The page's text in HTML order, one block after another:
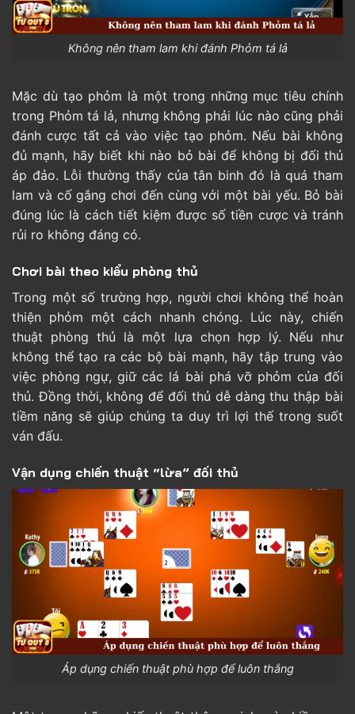
Không nên tham lam khi đánh Phỏm tá lả
Mặc dù tạo phỏm là một trong những mục tiêu chính
trong Phỏm tá lả, nhưng không phải lúc nào cũng phải
đánh cược tất cả vào việc tạo phỏm. Nếu bài không
đủ mạnh, hãy biết khi nào bỏ bài để không bị đối thủ
áp đảo. Lỗi thường thấy của tân binh đó là quá tham
lam và cố gắng chơi đến cùng với một bài yếu. Bỏ bài
đúng lúc là cách tiết kiệm được số tiền cược và tránh
rủi ro không đáng có.
Chơi bài theo kiểu phòng thủ
Trong một số trường hợp, người chơi không thể hoàn
thiện phỏm một cách nhanh chóng. Lúc này, chiến
thuật phòng thủ là một lựa chọn hợp lý. Nếu như
không thể tạo ra các bộ bài mạnh, hãy tập trung vào
việc phòng ngự, giữ các lá bài phá vỡ phỏm của đối
thủ. Đồng thời, không để đối thủ dễ dàng thu thập bài
tiềm năng sẽ giúp chúng ta duy trì lợi thế trong suốt
ván đấu.
Vận dụng chiến thuật “lừa” đối thủ
Áp dụng chiến thuật phù hợp để luôn thắng